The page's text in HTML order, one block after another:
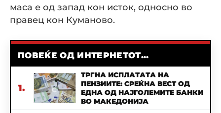
маса е од запад кон исток, односно во
правец кон Куманово.
ПОВЕЌЕ ОД ИНТЕРНЕТОТ...
1.
ТРГНА ИСПЛАТАТА НА
ПЕНЗИИТЕ: СРЕЌНА ВЕСТ ОД
ЕДНА ОД НАЈГОЛЕМИТЕ БАНКИ
ВО МАКЕДОНИЈА